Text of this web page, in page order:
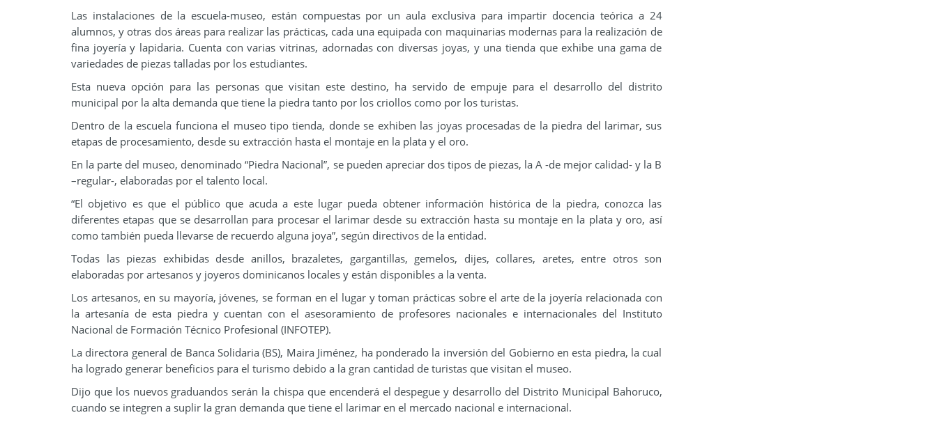
Las instalaciones de la escuela-museo, están compuestas por un aula exclusiva para impartir docencia teórica a 24
alumnos, y otras dos áreas para realizar las prácticas, cada una equipada con maquinarias modernas para la realización de
fina joyería y lapidaria. Cuenta con varias vitrinas, adornadas con diversas joyas, y una tienda que exhibe una gama de
variedades de piezas talladas por los estudiantes.
Esta nueva opción para las personas que visitan este destino, ha servido de empuje para el desarrollo del distrito
municipal por la alta demanda que tiene la piedra tanto por los criollos como por los turistas.
Dentro de la escuela funciona el museo tipo tienda, donde se exhiben las joyas procesadas de la piedra del larimar, sus
etapas de procesamiento, desde su extracción hasta el montaje en la plata y el oro.
En la parte del museo, denominado “Piedra Nacional”, se pueden apreciar dos tipos de piezas, la A -de mejor calidad- y la B
–regular-, elaboradas por el talento local.
“El objetivo es que el público que acuda a este lugar pueda obtener información histórica de la piedra, conozca las
diferentes etapas que se desarrollan para procesar el larimar desde su extracción hasta su montaje en la plata y oro, así
como también pueda llevarse de recuerdo alguna joya”, según directivos de la entidad.
Todas las piezas exhibidas desde anillos, brazaletes, gargantillas, gemelos, dijes, collares, aretes, entre otros son
elaboradas por artesanos y joyeros dominicanos locales y están disponibles a la venta.
Los artesanos, en su mayoría, jóvenes, se forman en el lugar y toman prácticas sobre el arte de la joyería relacionada con
la artesanía de esta piedra y cuentan con el asesoramiento de profesores nacionales e internacionales del Instituto
Nacional de Formación Técnico Profesional (INFOTEP).
La directora general de Banca Solidaria (BS), Maira Jiménez, ha ponderado la inversión del Gobierno en esta piedra, la cual
ha logrado generar beneficios para el turismo debido a la gran cantidad de turistas que visitan el museo.
Dijo que los nuevos graduandos serán la chispa que encenderá el despegue y desarrollo del Distrito Municipal Bahoruco,
cuando se integren a suplir la gran demanda que tiene el larimar en el mercado nacional e internacional.